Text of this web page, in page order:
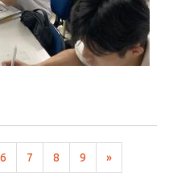
6 7 8 9 »